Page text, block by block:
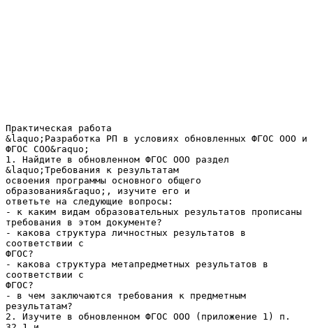
Практическая работа
&laquo;Разработка РП в условиях обновленных ФГОС ООО и
ФГОС СОО&raquo;
1. Найдите в обновленном ФГОС ООО раздел
&laquo;Требования к результатам
освоения программы основного общего
образования&raquo;, изучите его и
ответьте на следующие вопросы:
- к каким видам образовательных результатов прописаны
требования в этом документе?
- какова структура личностных результатов в
соответствии с
ФГОС?
- какова структура метапредметных результатов в
соответствии с
ФГОС?
- в чем заключаются требования к предметным
результатам?
2. Изучите в обновленном ФГОС ООО (приложение 1) п.